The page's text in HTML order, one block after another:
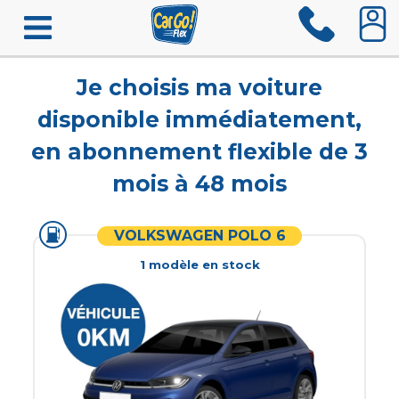
Je choisis ma voiture
disponible immédiatement,
en abonnement flexible de 3
mois à 48 mois
VOLKSWAGEN POLO 6
1modèleen stock